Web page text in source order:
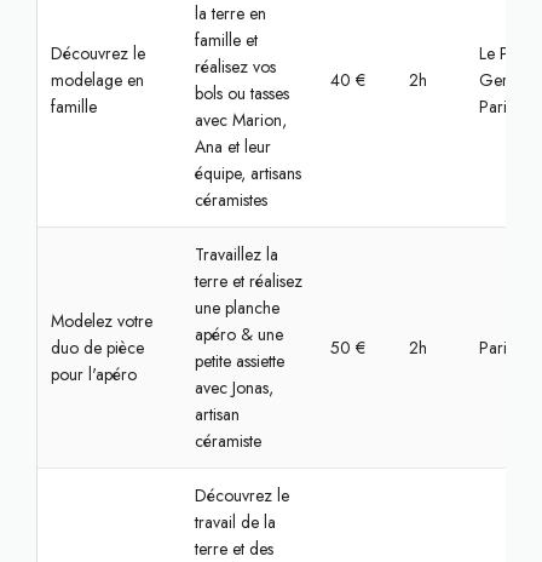
Découvrez le
modelage en
famille
la terre en
famille et
réalisez vos
bols ou tasses
avec Marion,
Ana et leur
équipe, artisans
céramistes
40 € 2h
Le Pré-
Gervais,
Paris
Modelez votre
duo de pièce
pour l'apéro
Travaillez la
terre et réalisez
une planche
apéro & une
petite assiette
avec Jonas,
artisan
céramiste
50 € 2h Paris,
Découvrez le
travail de la
terre et des